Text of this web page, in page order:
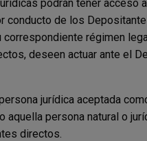
podrán tener
conducto de los
régimen
deseen actuar ante el
jurídica aceptada
persona natural o
directos.